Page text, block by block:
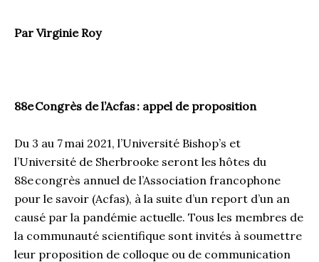
Par Virginie Roy
88eCongrès de l’Acfas: appel de proposition
Du 3 au 7mai 2021, l’Université Bishop’s et
l’Université de Sherbrooke seront les hôtes du
88econgrès annuel de l’Association francophone
pour le savoir (Acfas), à la suite d’un report d’un an
causé par la pandémie actuelle. Tous les membres de
la communauté scientifique sont invités à soumettre
leur proposition de colloque ou de communication